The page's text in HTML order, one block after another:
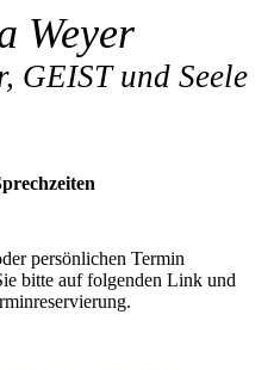
Weyer
GEIST und Seele
persönlichen Termin
bitte auf folgenden Link und